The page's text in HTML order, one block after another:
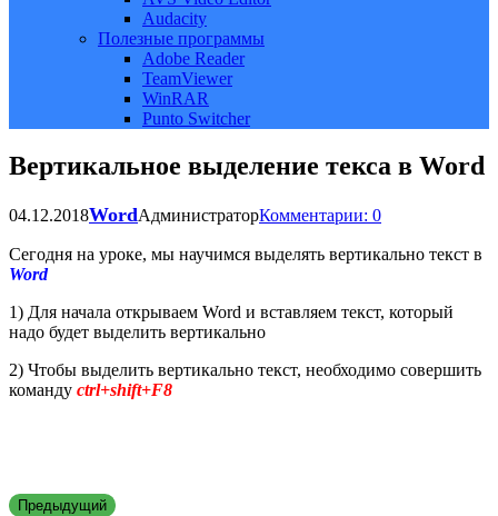
Audacity
Полезные программы
Adobe Reader
TeamViewer
WinRAR
Punto Switcher
Вертикальное выделение текса в Word
04.12.2018WordАдминистраторКомментарии: 0
Сегодня на уроке, мы научимся выделять вертикально текст в
Word
1) Для начала открываем Word и вставляем текст, который
надо будет выделить вертикально
2) Чтобы выделить вертикально текст, необходимо совершить
команду ctrl+shift+F8
Предыдущий